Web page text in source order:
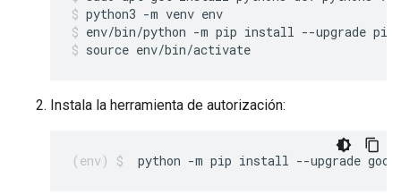
python3 -m venv env
env/bin/python -m pip install --upgrade pip
source env/bin/activate
Instala la herramienta de autorización:
python -m pip install --upgrade